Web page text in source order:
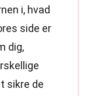
i, hvad
side er
dig,
sikre de